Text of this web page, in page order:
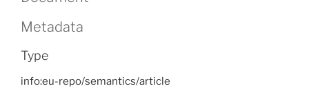
Metadata
Type
info:eu-repo/semantics/article